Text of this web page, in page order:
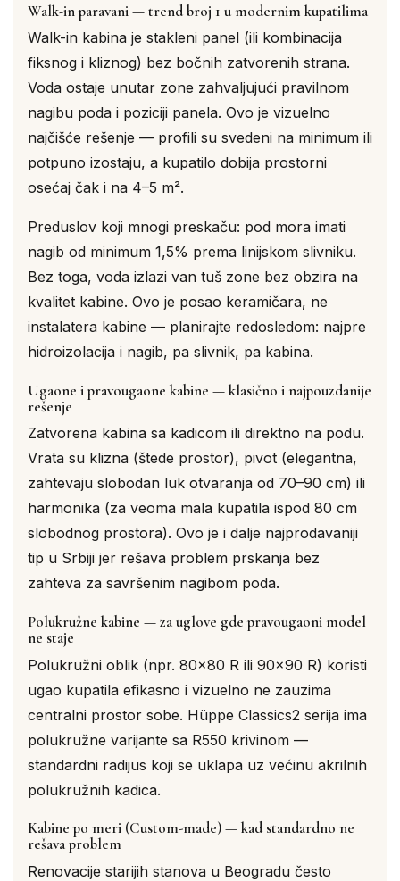
Walk-in paravani — trend broj 1 u modernim kupatilima
Walk-in kabina je stakleni panel (ili kombinacija
fiksnog i kliznog) bez bočnih zatvorenih strana.
Voda ostaje unutar zone zahvaljujući pravilnom
nagibu poda i poziciji panela. Ovo je vizuelno
najčišće rešenje — profili su svedeni na minimum ili
potpuno izostaju, a kupatilo dobija prostorni
osećaj čak i na 4–5 m².
Preduslov koji mnogi preskaču: pod mora imati
nagib od minimum 1,5% prema linijskom slivniku.
Bez toga, voda izlazi van tuš zone bez obzira na
kvalitet kabine. Ovo je posao keramičara, ne
instalatera kabine — planirajte redosledom: najpre
hidroizolacija i nagib, pa slivnik, pa kabina.
Ugaone i pravougaone kabine — klasično i najpouzdanije
rešenje
Zatvorena kabina sa kadicom ili direktno na podu.
Vrata su klizna (štede prostor), pivot (elegantna,
zahtevaju slobodan luk otvaranja od 70–90 cm) ili
harmonika (za veoma mala kupatila ispod 80 cm
slobodnog prostora). Ovo je i dalje najprodavaniji
tip u Srbiji jer rešava problem prskanja bez
zahteva za savršenim nagibom poda.
Polukružne kabine — za uglove gde pravougaoni model
ne staje
Polukružni oblik (npr. 80×80 R ili 90×90 R) koristi
ugao kupatila efikasno i vizuelno ne zauzima
centralni prostor sobe. Hüppe Classics2 serija ima
polukružne varijante sa R550 krivinom —
standardni radijus koji se uklapa uz većinu akrilnih
polukružnih kadica.
Kabine po meri (Custom-made) — kad standardno ne
rešava problem
Renovacije starijih stanova u Beogradu često